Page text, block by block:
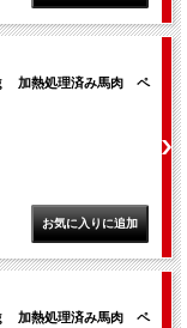
加熱処理済み馬肉 ペ
加熱処理済み馬肉 ペ